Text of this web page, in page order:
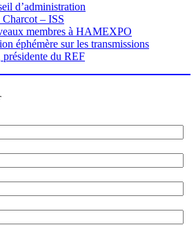
d’administration
– ISS
membres à HAMEXPO
éphémère sur les transmissions
du REF